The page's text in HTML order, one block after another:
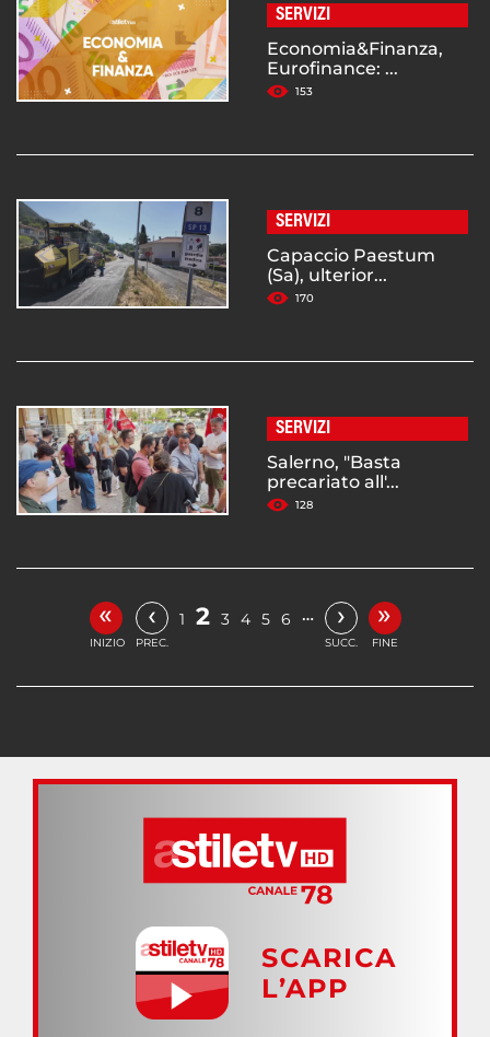
SERVIZI
Economia&Finanza,
Eurofinance: ...
153
SERVIZI
Capaccio Paestum
(Sa), ulterior...
170
SERVIZI
Salerno, "Basta
precariato all'...
128
«
INIZIO
‹
PREC.
1 2 3 4 5 6 … ›
SUCC.
»
FINE
SCARICA
L’APP